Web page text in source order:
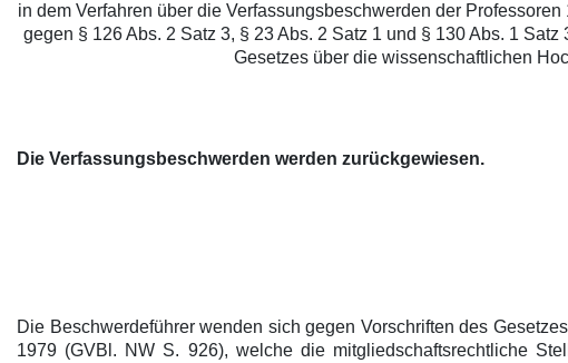
in dem Verfahren über die Verfassungsbeschwerden der
gegen § 126 Abs. 2 Satz 3, § 23 Abs. 2 Satz 1 und § 130 Abs. 1
Gesetzes über die wissenschaftlichen
Die Verfassungsbeschwerden werden zurückgewiesen.
Die Beschwerdeführer wenden sich gegen Vorschriften des
1979 (GVBl. NW S. 926), welche die mitgliedschaftsrechtliche